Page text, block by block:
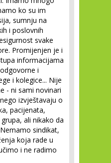
ko su im
sumnju na
i poslovnih
svake
Promijenjen je i
informacijama
i
i kolegice... Nije
- ni sami novinari
izvještavaju o
pacijenata,
ali nikako da
sindikat,
koja rade u
i ne radimo